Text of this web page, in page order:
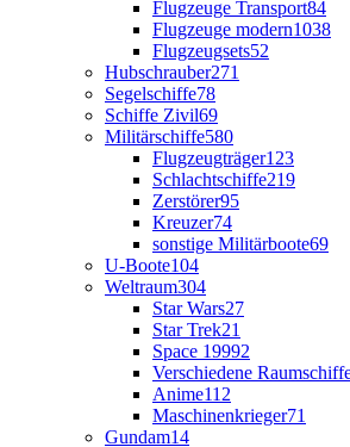
Flugzeuge Transport84
Flugzeuge modern1038
Flugzeugsets52
Hubschrauber271
Segelschiffe78
Schiffe Zivil69
Militärschiffe580
Flugzeugträger123
Schlachtschiffe219
Zerstörer95
Kreuzer74
sonstige Militärboote69
U-Boote104
Weltraum304
Star Wars27
Star Trek21
Space 19992
Verschiedene
Anime112
Maschinenkrieger71
Gundam14